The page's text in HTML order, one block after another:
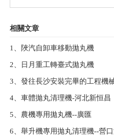
相關文章
1、陜汽自卸車移動拋丸機
2、日月重工轉臺式拋丸機
4、車體拋丸清理機-河北新恒昌
5、農機專用拋丸機--廣匯